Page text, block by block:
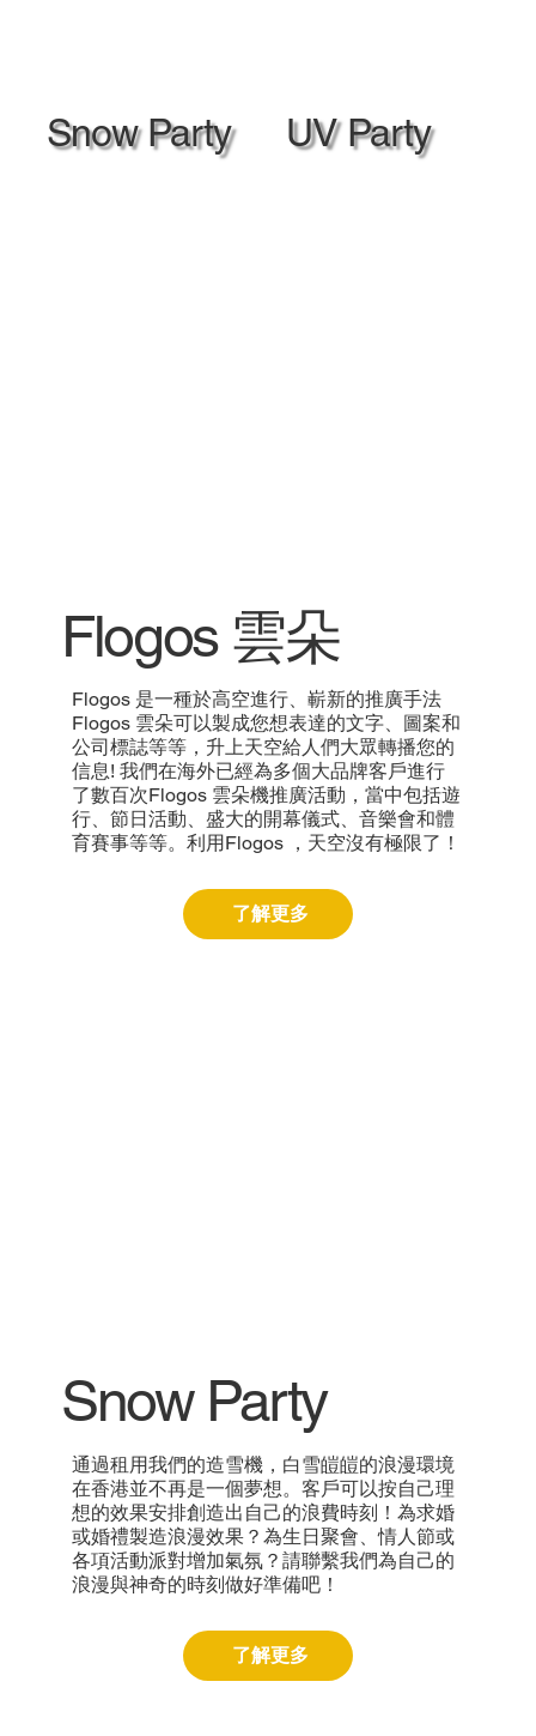
Snow Party UV Party
Flogos 雲朵
Flogos 是一種於高空進行、嶄新的推廣手法
Flogos 雲朵可以製成您想表達的文字、圖案和
公司標誌等等，升上天空給人們大眾轉播您的
信息! 我們在海外已經為多個大品牌客戶進行
了數百次Flogos 雲朵機推廣活動，當中包括遊
行、節日活動、盛大的開幕儀式、音樂會和體
育賽事等等。利用Flogos ，天空沒有極限了！
了解更多
Snow Party
通過租用我們的造雪機，白雪皚皚的浪漫環境
在香港並不再是一個夢想。客戶可以按自己理
想的效果安排創造出自己的浪費時刻！為求婚
或婚禮製造浪漫效果？為生日聚會、情人節或
各項活動派對增加氣氛？請聯繫我們為自己的
浪漫與神奇的時刻做好準備吧！
了解更多